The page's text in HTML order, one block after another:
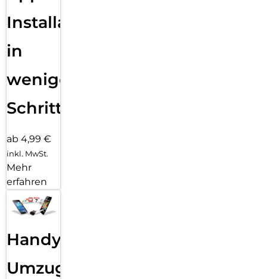
Installation
in
wenigen
Schritten
ab 4,99 €
inkl. MwSt.
Mehr
erfahren
Handy
Umzug